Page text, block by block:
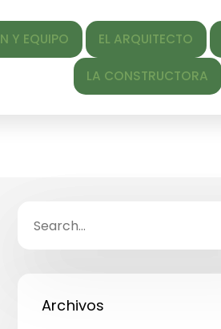
EL ARQUITECTO EL PROMOTOR
LA CONSTRUCTORA CONTACTO
Archivos